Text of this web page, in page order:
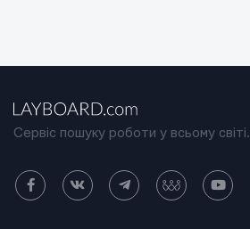
Сервіс пошуку роботи у всьому світі.